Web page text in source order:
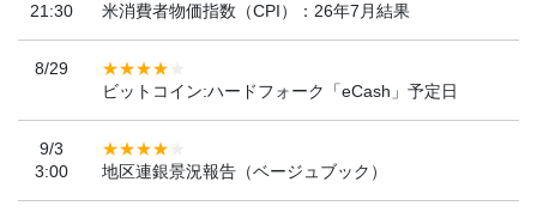
21:30
米消費者物価指数（CPI）：26年7月結果
8/29
ビットコイン:ハードフォーク「eCash」予定日
9/3
3:00
地区連銀景況報告（ベージュブック）